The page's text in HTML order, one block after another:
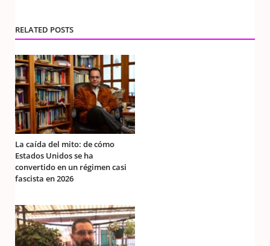
RELATED POSTS
La caída del mito: de cómo
Estados Unidos se ha
convertido en un régimen casi
fascista en 2026